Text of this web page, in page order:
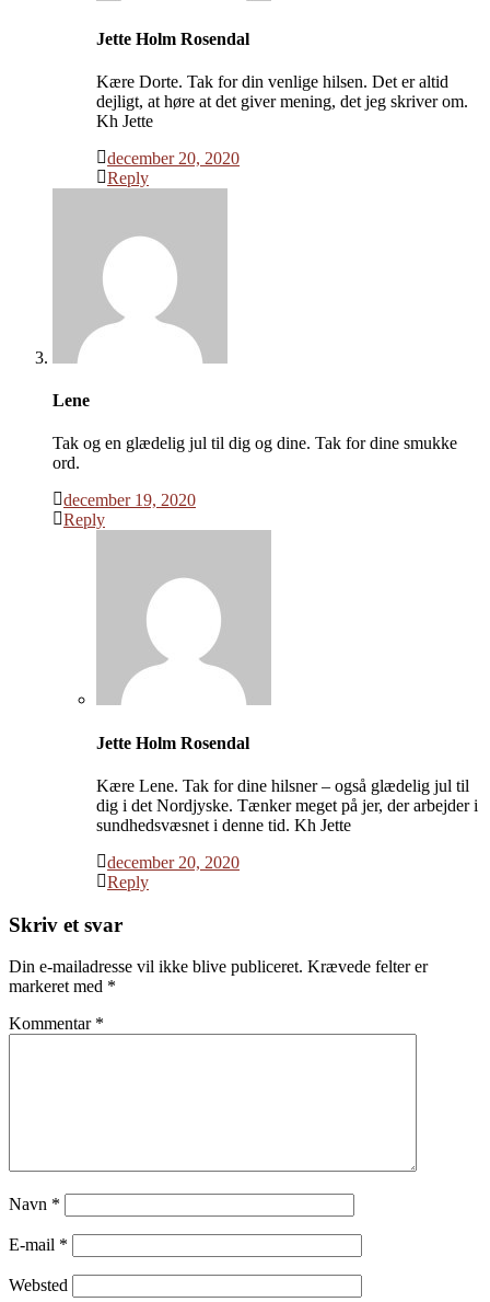
Jette Holm Rosendal
Kære Dorte. Tak for din venlige hilsen. Det er altid
dejligt, at høre at det giver mening, det jeg skriver om.
Kh Jette
december 20, 2020
Reply
Lene
Tak og en glædelig jul til dig og dine. Tak for dine smukke
ord.
december 19, 2020
Reply
Jette Holm Rosendal
Kære Lene. Tak for dine hilsner – også glædelig jul til
dig i det Nordjyske. Tænker meget på jer, der arbejder i
sundhedsvæsnet i denne tid. Kh Jette
december 20, 2020
Reply
Skriv et svar
Din e-mailadresse vil ikke blive publiceret. Krævede felter er
markeret med *
Kommentar *
Navn *
E-mail *
Websted